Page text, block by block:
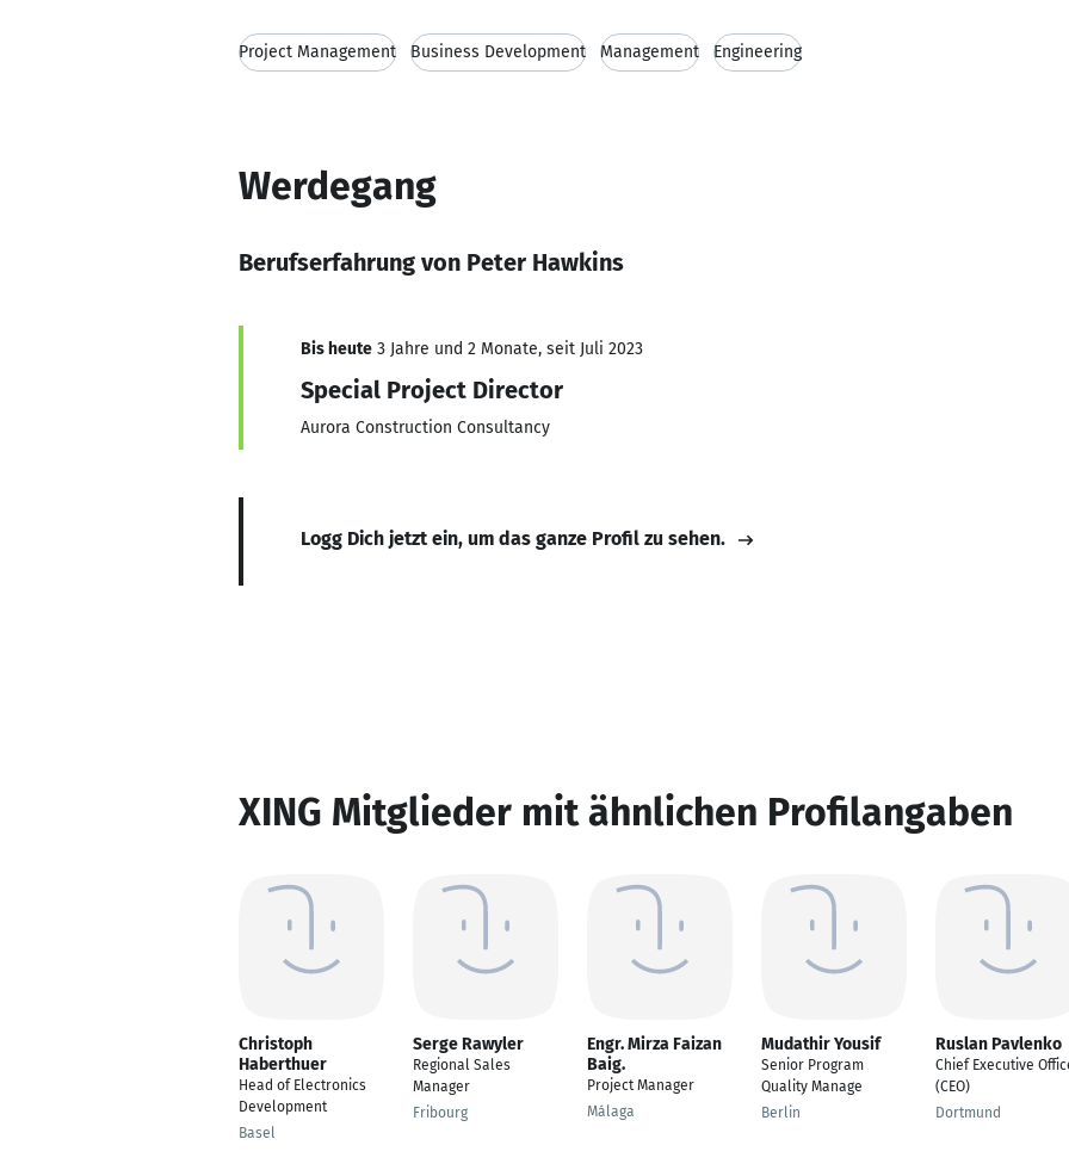
Project Management Business Development Management Engineering
Werdegang
Berufserfahrung von Peter Hawkins
Bis heute 3 Jahre und 2 Monate, seit Juli 2023
Special Project Director
Aurora Construction Consultancy
Logg Dich jetzt ein, um das ganze Profil zu sehen.
XING Mitglieder mit ähnlichen Profilangaben
Christoph
Haberthuer
Head of Electronics
Development
Basel
Serge Rawyler
Regional Sales
Manager
Fribourg
Engr. Mirza Faizan
Baig.
Project Manager
Málaga
Mudathir Yousif
Senior Program
Quality Manage
Berlin
Ruslan Pavlenko
Chief Executive
(CEO)
Dortmund